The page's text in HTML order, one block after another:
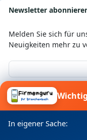
Newsletter
Melden Sie sich für
Neuigkeiten mehr zu
Ich willige ein,
werden.
In eigener Sache: